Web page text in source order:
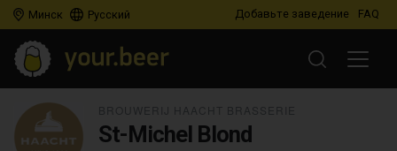
Минск Русский Добавьте заведение FAQ
St-Michel Blond